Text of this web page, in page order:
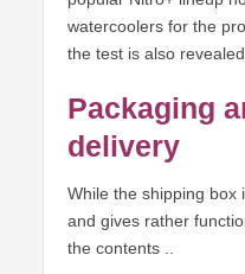
watercoolers for the
the test is also
Packaging
delivery
While the shipping box
and gives rather
the contents ..